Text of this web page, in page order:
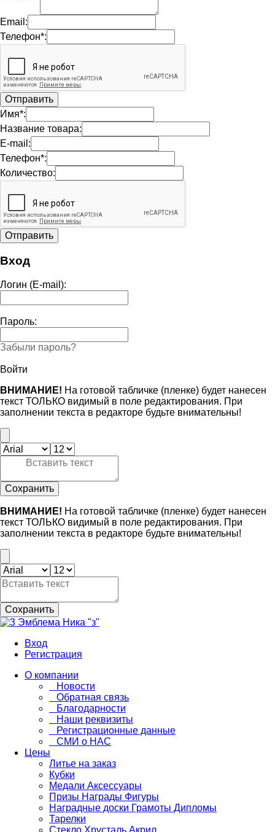
Email:
Телефон*:
Имя*:
Название товара:
E-mail:
Телефон*:
Количество:
Вход
Логин (E-mail):
Пароль:
Забыли пароль?
Войти
ВНИМАНИЕ! На готовой табличке (пленке) будет нанесен
текст ТОЛЬКО видимый в поле редактирования. При
заполнении текста в редакторе будьте внимательны!
Сохранить
ВНИМАНИЕ! На готовой табличке (пленке) будет нанесен
текст ТОЛЬКО видимый в поле редактирования. При
заполнении текста в редакторе будьте внимательны!
Сохранить
Вход
Регистрация
О компании
Новости
Обратная связь
Благодарности
Наши реквизиты
Регистрационные данные
СМИ о НАС
Цены
Литье на заказ
Кубки
Медали Аксессуары
Призы Награды Фигуры
Наградные доски Грамоты Дипломы
Тарелки